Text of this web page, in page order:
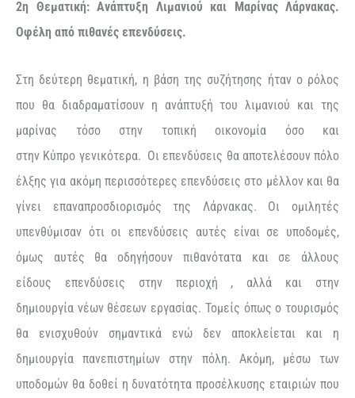
2η Θεματική: Ανάπτυξη Λιμανιού και Μαρίνας Λάρνακας.
Οφέλη από πιθανές επενδύσεις.
Στη δεύτερη θεματική, η βάση της συζήτησης ήταν ο ρόλος
που θα διαδραματίσουν η ανάπτυξή του λιμανιού και της
μαρίνας τόσο στην τοπική οικονομία όσο και
στην Κύπρο γενικότερα. Οι επενδύσεις θα αποτελέσουν πόλο
έλξης για ακόμη περισσότερες επενδύσεις στο μέλλον και θα
γίνει επαναπροσδιορισμός της Λάρνακας. Οι ομιλητές
υπενθύμισαν ότι οι επενδύσεις αυτές είναι σε υποδομές,
όμως αυτές θα οδηγήσουν πιθανότατα και σε άλλους
είδους
επενδύσεις στην περιοχή , αλλά και στην
δημιουργία νέων θέσεων εργασίας. Τομείς όπως ο τουρισμός
θα ενισχυθούν σημαντικά ενώ δεν αποκλείεται και η
δημιουργία πανεπιστημίων στην πόλη. Ακόμη,μέσω των
υποδομών θα δοθεί η δυνατότητα προσέλκυσης εταιριών που